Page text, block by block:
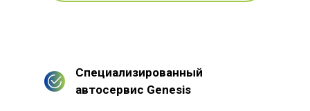
Специализированный
автосервис Genesis